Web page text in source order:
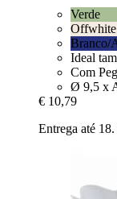
Verde
Offwhite
Branco/
Ideal
Com
Ø 9,5 x
€ 10,79
Entrega até